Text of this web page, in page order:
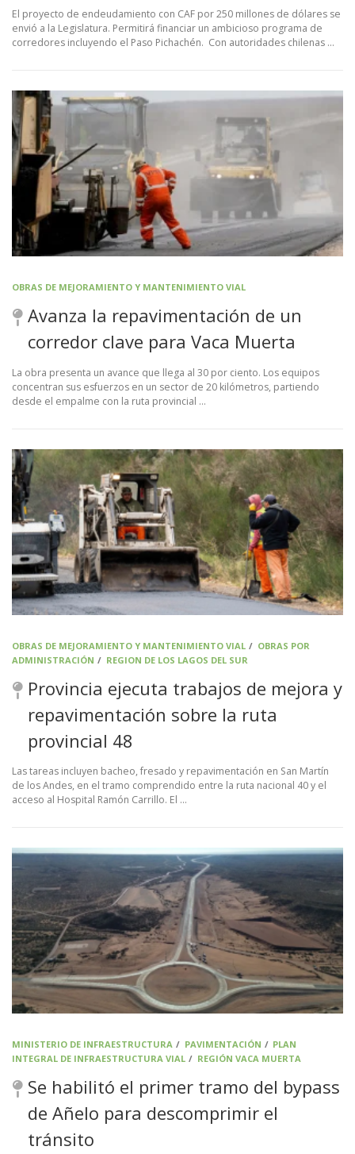
El proyecto de endeudamiento con CAF por 250 millones de dólares se
envió a la Legislatura. Permitirá financiar un ambicioso programa de
corredores incluyendo el Paso Pichachén. Con autoridades chilenas …
OBRAS DE MEJORAMIENTO Y MANTENIMIENTO VIAL
Avanza la repavimentación de un
corredor clave para Vaca Muerta
La obra presenta un avance que llega al 30 por ciento. Los equipos
concentran sus esfuerzos en un sector de 20 kilómetros, partiendo
desde el empalme con la ruta provincial …
OBRAS DE MEJORAMIENTO Y MANTENIMIENTO VIAL / OBRAS POR
ADMINISTRACIÓN / REGION DE LOS LAGOS DEL SUR
Provincia ejecuta trabajos de mejora y
repavimentación sobre la ruta
provincial 48
Las tareas incluyen bacheo, fresado y repavimentación en San Martín
de los Andes, en el tramo comprendido entre la ruta nacional 40 y el
acceso al Hospital Ramón Carrillo. El …
MINISTERIO DE INFRAESTRUCTURA / PAVIMENTACIÓN / PLAN
INTEGRAL DE INFRAESTRUCTURA VIAL / REGIÓN VACA MUERTA
Se habilitó el primer tramo del bypass
de Añelo para descomprimir el
tránsito